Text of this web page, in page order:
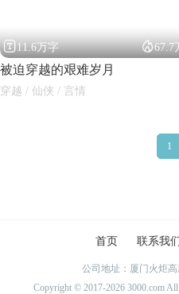
11.6万字 67.7
被迫穿越的艰难岁月
穿越 / 仙侠 / 言情
1
首页 联系我们
公司地址：厦门火炬
Copyright © 2017-2026 3000.com